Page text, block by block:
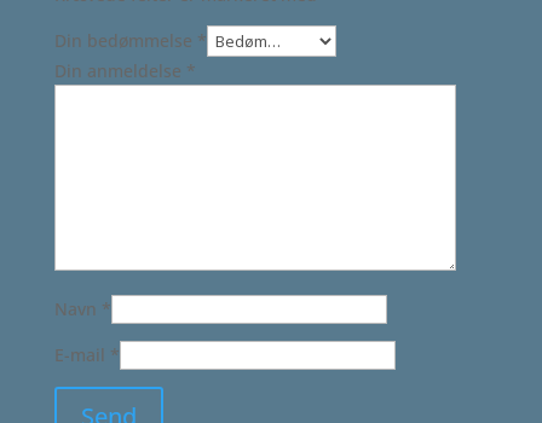
Din bedømmelse *
Din anmeldelse *
Navn *
E-mail *